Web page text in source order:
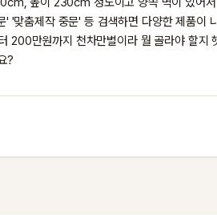
' '맞춤제작 중문' 등 검색하면 다양한 제품이
200만원까지 천차만별이라 뭘 골라야 할지
?